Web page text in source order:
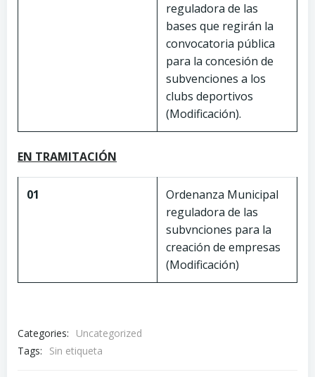
reguladora de las
bases que regirán la
convocatoria pública
para la concesión de
subvenciones a los
clubs deportivos
(Modificación).
EN TRAMITACIÓN
01
Ordenanza Municipal
reguladora de las
subvnciones para la
creación de empresas
(Modificación)
Categories:
Uncategorized
Tags:
Sin etiqueta